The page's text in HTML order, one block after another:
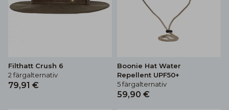
Filthatt Crush 6
2 färgalternativ
79,91 €
Boonie Hat Water
Repellent UPF50+
5 färgalternativ
59,90 €